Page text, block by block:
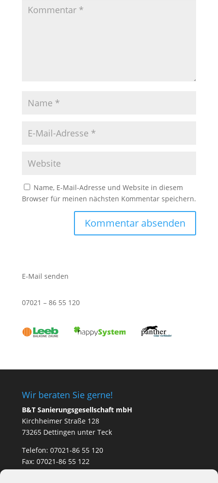
Name, E-Mail-Adresse und Website in diesem
Browser für meinen nächsten Kommentar speichern.
E-Mail senden
07021 – 86 55 120
Wir beraten Sie gerne!
B&T Sanierungsgesellschaft mbH
Kirchheimer Straße 128
73265 Dettingen unter Teck
Telefon: 07021-86 55 120
Fax: 07021-86 55 122